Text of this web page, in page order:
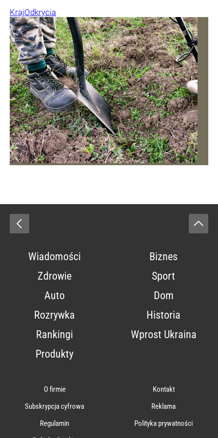
KrajOdkrycia
Wiadomości
Biznes
Zdrowie
Sport
Auto
Dom
Rozrywka
Historia
Rankingi
Wprost Ukraina
Produkty
O firmie
Kontakt
Subskrypcja cyfrowa
Reklama
Regulamin
Polityka prywatności